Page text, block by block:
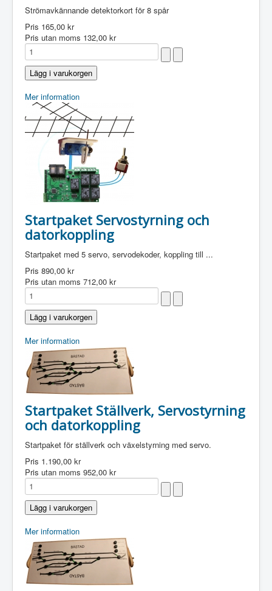
Strömavkännande detektorkort för 8 spår
Pris 165,00 kr
Pris utan moms 132,00 kr
Mer information
Startpaket Servostyrning och
datorkoppling
Startpaket med 5 servo, servodekoder, koppling till ...
Pris 890,00 kr
Pris utan moms 712,00 kr
Mer information
Startpaket Ställverk, Servostyrning
och datorkoppling
Startpaket för ställverk och växelstyrning med servo.
Pris 1.190,00 kr
Pris utan moms 952,00 kr
Mer information